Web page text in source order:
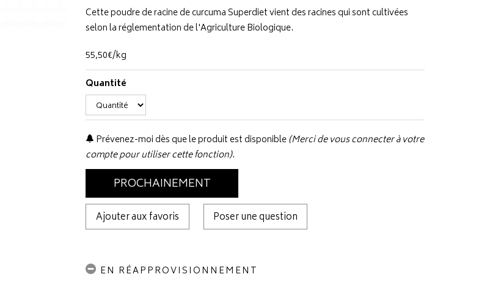
Cette poudre de racine de curcuma Superdiet vient des racines qui sont cultivées
selon la réglementation de l'Agriculture Biologique.
55,50€/kg
Quantité
Prévenez-moi dès que le produit est disponible(Merci de vous connecter à votre
compte pour utiliser cette fonction).
PROCHAINEMENT
Ajouter aux favoris Poser une question
EN RÉAPPROVISIONNEMENT